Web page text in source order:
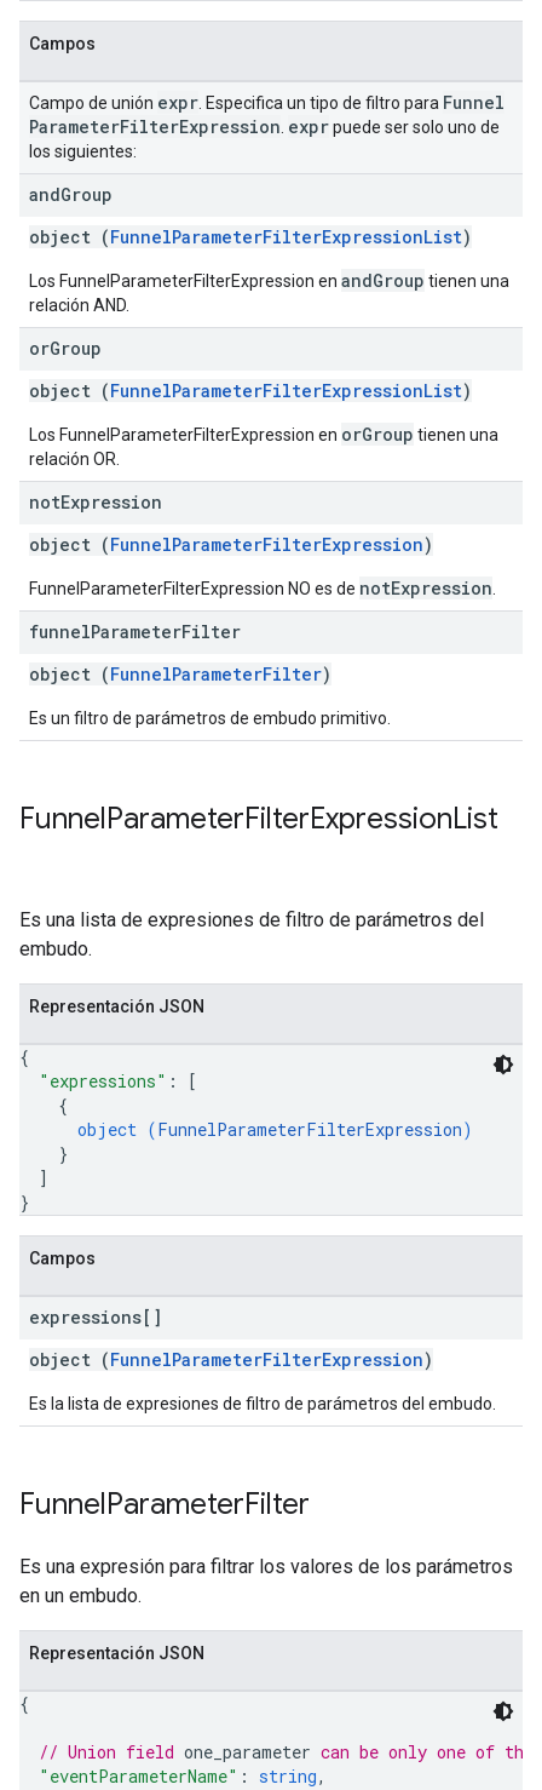
Campos
Campo de unión expr . Especifica un tipo de filtro para Funnel
ParameterFilterExpression exprpuede ser solo uno de
los siguientes:
andGroup
object (FunnelParameterFilterExpressionList)
Los FunnelParameterFilterExpression en andGroup tienen una
relación AND.
orGroup
object (FunnelParameterFilterExpressionList)
Los FunnelParameterFilterExpression en orGroup tienen una
relación OR.
notExpression
object (FunnelParameterFilterExpression)
FunnelParameterFilterExpression NO es de notExpression
funnelParameterFilter
object (FunnelParameterFilter)
Es un filtro de parámetros de embudo primitivo.
FunnelParameterFilterExpressionList
Es una lista de expresiones de filtro de parámetros del
embudo.
Representación JSON
{
"expressions" :
[
{
object (FunnelParameterFilterExpression)
}
]
}
Campos
expressions[]
object (FunnelParameterFilterExpression)
Es la lista de expresiones de filtro de parámetros del embudo.
FunnelParameterFilter
Es una expresión para filtrar los valores de los parámetros
en un embudo.
Representación JSON
{
// Union field one_parameter can be only one of
"eventParameterName" : string,